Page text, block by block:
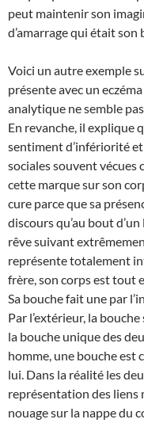
peut maintenir son
d’amarrage qui était son
Voici un autre exemple
présente avec un
analytique ne semble
En revanche, il explique
sentiment d’infériorité
sociales souvent vécues
cette marque sur son
cure parce que sa
discours qu’au bout
rêve suivant
représente totalement
frère, son corps est tout
Sa bouche fait une par
Par l’extérieur, la
la bouche unique des
homme, une bouche est
lui. Dans la réalité les
représentation des liens
nouage sur la nappe du